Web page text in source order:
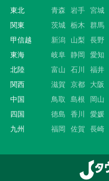
東北
青森 岩手 宮城
関東
茨城 栃木 群馬
甲信越
新潟 山梨
長野
東海
岐阜 静岡 愛知
北陸
富山 石川
福井
関西
滋賀 京都 大阪
中国
鳥取 島根 岡山
四国
徳島 香川 愛媛
九州
福岡 佐賀 長崎